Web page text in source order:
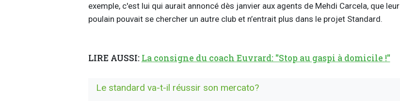
exemple, c'est lui qui aurait annoncé dès janvier aux agents de Mehdi Carcela, que leur
poulain pouvait se chercher un autre club et n’entrait plus dans le projet Standard.
LIRE AUSSI: La consigne du coach Euvrard: "Stop au gaspi à domicile !"
Le standard va-t-il réussir son mercato?